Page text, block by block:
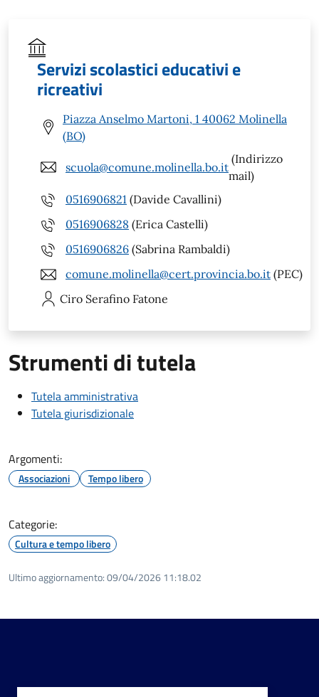
Servizi scolastici educativi e
ricreativi
Piazza Anselmo Martoni, 1 40062 Molinella
(BO)
scuola@comune.molinella.bo.it
(Indirizzo
mail)
0516906821 (Davide Cavallini)
0516906828 (Erica Castelli)
0516906826 (Sabrina Rambaldi)
comune.molinella@cert.provincia.bo.it (PEC)
Ciro Serafino Fatone
Strumenti di tutela
Tutela amministrativa
Tutela giurisdizionale
Argomenti:
Associazioni Tempo libero
Categorie:
Cultura e tempo libero
Ultimo aggiornamento:09/04/2026 11:18.02